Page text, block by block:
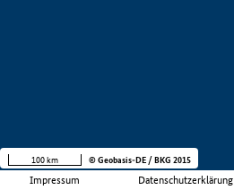
Impressum Datenschutzerklärung
100 km © Geobasis-DE / BKG 2015